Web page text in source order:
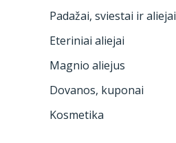
Padažai, sviestai ir aliejai
Eteriniai aliejai
Magnio aliejus
Dovanos, kuponai
Kosmetika